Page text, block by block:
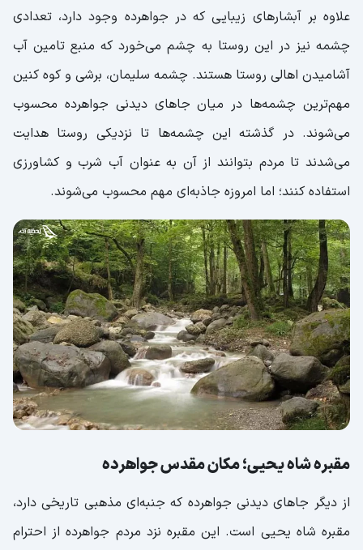
علاوه بر آبشارهای زیبایی که در جواهرده وجود دارد، تعدادی
چشمه نیز در این روستا به چشم می‌خورد که منبع تامین آب
آشامیدن اهالی روستا هستند. چشمه سلیمان، برشی و کوه کنین
مهم‌ترین چشمه‌ها در میان جاهای دیدنی جواهرده محسوب
می‌شوند. در گذشته این چشمه‌ها تا نزدیکی روستا هدایت
می‌شدند تا مردم بتوانند از آن به عنوان آب شرب و کشاورزی
استفاده کنند؛ اما امروزه جاذبه‌ای مهم محسوب می‌شوند.
مقبره شاه یحیی؛ مکان مقدس جواهرده
از دیگر جاهای دیدنی جواهرده که جنبه‌ای مذهبی تاریخی دارد،
مقبره شاه یحیی است. این مقبره نزد مردم جواهرده از احترام